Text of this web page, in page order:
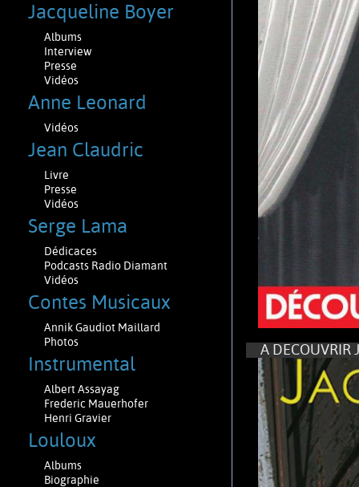
Jacqueline Boyer
Albums
Interview
Presse
Vidéos
Anne Leonard
Vidéos
Jean Claudric
Livre
Presse
Vidéos
Serge Lama
Dédicaces
Podcasts Radio Diamant
Vidéos
Contes Musicaux
Annik Gaudiot Maillard
Photos
Instrumental
Albert Assayag
Frederic Mauerhofer
Henri Gravier
Louloux
Albums
Biographie
A DECOUVRIR